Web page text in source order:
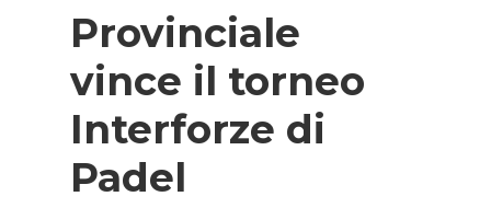
Provinciale
vince il torneo
Interforze di
Padel